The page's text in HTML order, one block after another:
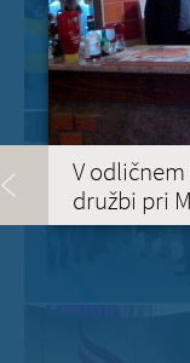
V
družbi pri